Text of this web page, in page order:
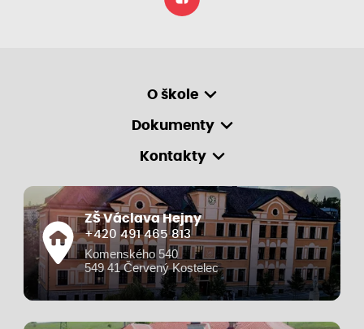
O škole
Dokumenty
Kontakty
ZŠ Václava Hejny
+420 491 465 813
Komenského 540
549 41 Červený Kostelec